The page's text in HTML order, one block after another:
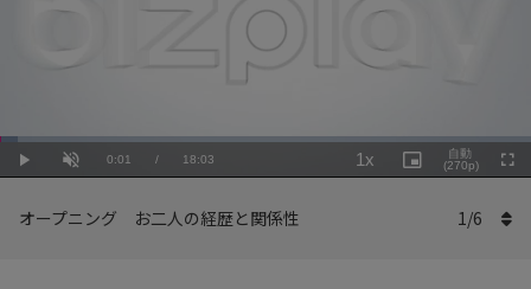
Play UnmuteCurrent
0:01 / Duration
18:03
Loaded:
3.33%
1x
Rate
Picture-
in-
自動
(270p)
オープニング お二人の経歴と関係性 1 /6